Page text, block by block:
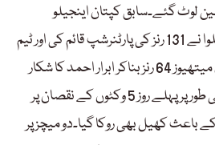
لوٹ گئے۔سابق کپتان اینجیلو
میتھیوز اور دھننجایا ڈی سلوا نے 131 رنز کی پارٹنرشپ قائم کی اور ٹیم
کو مشکلات سے نکالا تاہم میتھیوز 64 رنز بناکر ابرار احمد کا شکار
بنے ۔سری لنکا نے مجموعی طور پر پہلے روز 5 وکٹوں کے نقصان پر
کے باعث کھیل بھی روکا گیا۔دو میچز پر